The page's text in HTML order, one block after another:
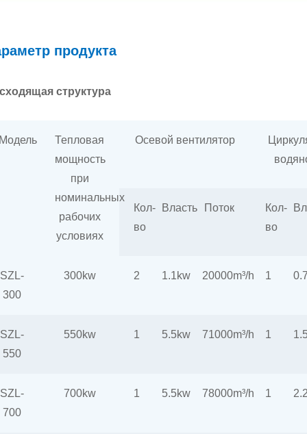
продукта
структура
Тепловая
мощность
при
номинальных
рабочих
условиях
Осевой вентилятор
Кол-
во
Власть Поток
Кол-
во
SZL-
300
300kw 2 1.1kw 20000m³/h 1
SZL-
550
550kw 1 5.5kw 71000m³/h 1
SZL-
700
700kw 1 5.5kw 78000m³/h 1